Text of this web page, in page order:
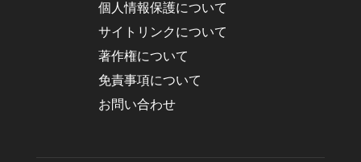
個人情報保護について
サイトリンクについて
著作権について
免責事項について
お問い合わせ